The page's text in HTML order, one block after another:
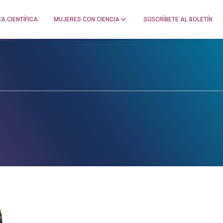
CIENTÍFICA MUJERES CON CIENCIA SUSCRÍBETE AL BOLETÍN